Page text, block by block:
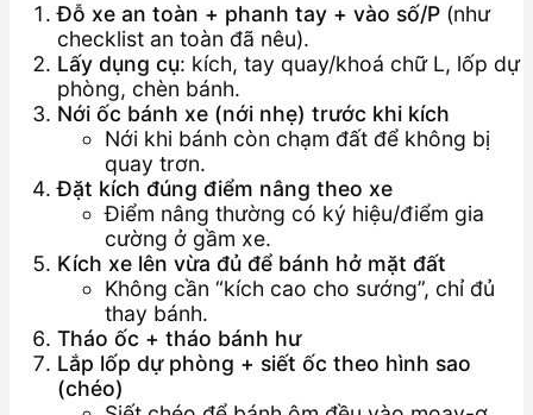
Đỗ xe an toàn + phanh tay + vào số/P (như
checklist an toàn đã nêu).
Lấy dụng cụ: kích, tay quay/khoá chữ L, lốp dự
phòng, chèn bánh.
Nới ốc bánh xe (nới nhẹ) trước khi kích
Nới khi bánh còn chạm đất để không bị
quay trơn.
Đặt kích đúng điểm nâng theo xe
Điểm nâng thường có ký hiệu/điểm gia
cường ở gầm xe.
Kích xe lên vừa đủ để bánh hở mặt đất
Không cần “kích cao cho sướng”, chỉ đủ
thay bánh.
Tháo ốc + tháo bánh hư
Lắp lốp dự phòng + siết ốc theo hình sao
(chéo)